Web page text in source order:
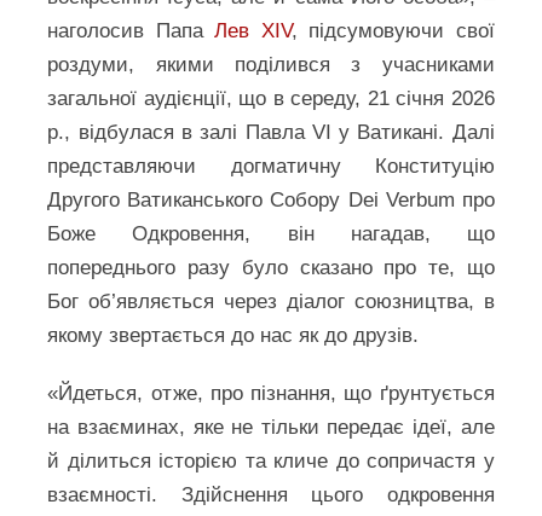
наголосив ПапаЛев XIV, підсумовуючи свої
роздуми, якими поділився з учасниками
загальної аудієнції, що в середу, 21 січня 2026
р., відбулася в залі Павла VI у Ватикані. Далі
представляючи догматичну Конституцію
Другого Ватиканського Собору Dei Verbum про
Боже Одкровення, він нагадав, що
попереднього разу було сказано про те, що
Бог об’являється через діалог союзництва, в
якому звертається до нас як до друзів.
«Йдеться, отже, про пізнання, що ґрунтується
на взаєминах, яке не тільки передає ідеї, але
й ділиться історією та кличе до сопричастя у
взаємності. Здійснення цього одкровення